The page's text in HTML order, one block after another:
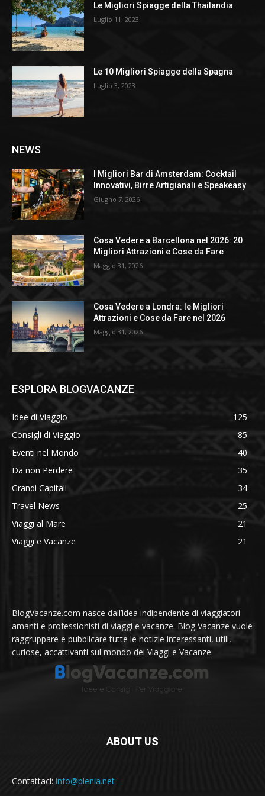
Le Migliori Spiagge della Thailandia
Luglio 11, 2023
Le 10 Migliori Spiagge della Spagna
Luglio 3, 2023
NEWS
I Migliori Bar di Amsterdam: Cocktail
Innovativi, Birre Artigianali e Speakeasy
Giugno 7, 2026
Cosa Vedere a Barcellona nel 2026: 20
Migliori Attrazioni e Cose da Fare
Maggio 31, 2026
Cosa Vedere a Londra: le Migliori
Attrazioni e Cose da Fare nel 2026
Maggio 31, 2026
ESPLORA BLOGVACANZE
Idee di Viaggio
125
Consigli di Viaggio
85
Eventi nel Mondo
40
Da non Perdere
35
Grandi Capitali
34
Travel News
25
Viaggi al Mare
21
Viaggi e Vacanze
21
BlogVacanze.com nasce dall’idea indipendente di viaggiatori
amanti e professionisti di viaggi e vacanze. Blog Vacanze vuole
raggruppare e pubblicare tutte le notizie interessanti, utili,
curiose, accattivanti sul mondo dei Viaggi e Vacanze.
ABOUT US
Contattaci: info@plenia.net